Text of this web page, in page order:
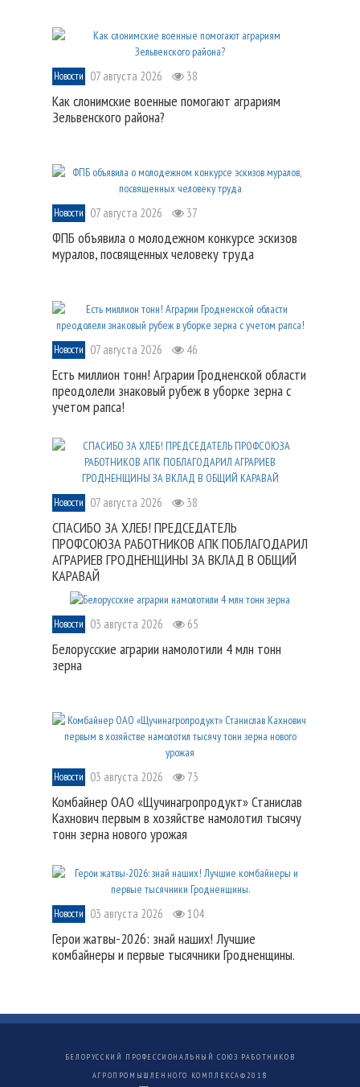
Новости 07 августа 2026 38
Как слонимские военные помогают аграриям
Зельвенского района?
Новости 07 августа 2026 37
ФПБ объявила о молодежном конкурсе эскизов
муралов, посвященных человеку труда
Новости 07 августа 2026 46
Есть миллион тонн! Аграрии Гродненской области
преодолели знаковый рубеж в уборке зерна с
учетом рапса!
Новости 07 августа 2026 38
СПАСИБО ЗА ХЛЕБ! ПРЕДСЕДАТЕЛЬ
ПРОФСОЮЗА РАБОТНИКОВ АПК ПОБЛАГОДАРИЛ
АГРАРИЕВ ГРОДНЕНЩИНЫ ЗА ВКЛАД В ОБЩИЙ
КАРАВАЙ
Новости 03 августа 2026 65
Белорусские аграрии намолотили 4 млн тонн
зерна
Новости 03 августа 2026 73
Комбайнер ОАО «Щучинагропродукт» Станислав
Кахнович первым в хозяйстве намолотил тысячу
тонн зерна нового урожая
Новости 03 августа 2026 104
Герои жатвы-2026: знай наших! Лучшие
комбайнеры и первые тысячники Гродненщины.
БЕЛОРУССКИЙ ПРОФЕССИОНАЛЬНЫЙ СОЮЗ РАБОТНИКОВ
АГРОПРОМЫШЛЕННОГО КОМПЛЕКСА© 2018